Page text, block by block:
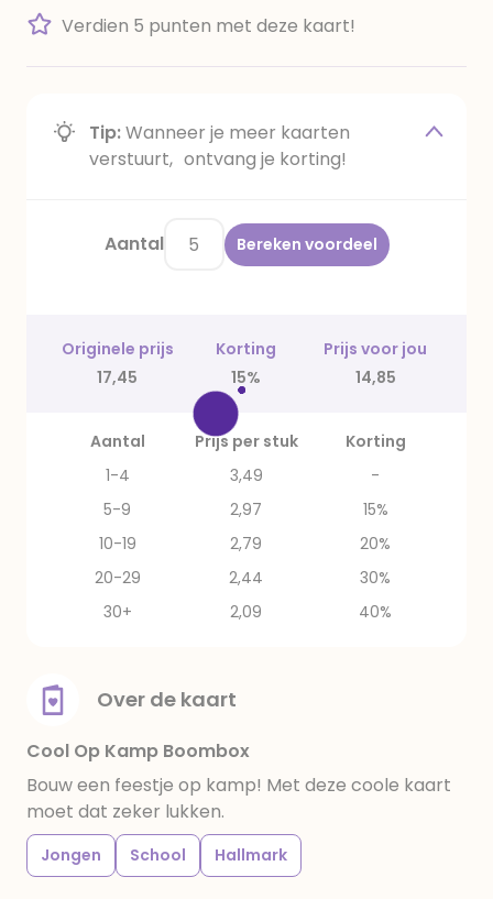
Verdien 5 punten met deze kaart!
Tip:Wanneer je meer kaarten
verstuurt, ontvang je korting!
Aantal Bereken voordeel
Originele prijs Korting
Prijs voor jou
17,45
15% 14,85
Aantal Prijs per stuk
Korting
1-4
3,49
-
5-9
2,97
15%
10-19
2,79
20%
20-29
2,44
30%
30+
2,09 40%
Over de kaart
Cool Op Kamp Boombox
Bouw een feestje op kamp! Met deze coole kaart
moet dat zeker lukken.
Jongen School Hallmark